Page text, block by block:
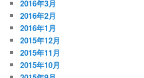
2016年3月
2016年2月
2016年1月
2015年12月
2015年11月
2015年10月